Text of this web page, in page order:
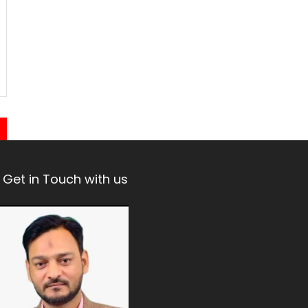
Get in Touch with us